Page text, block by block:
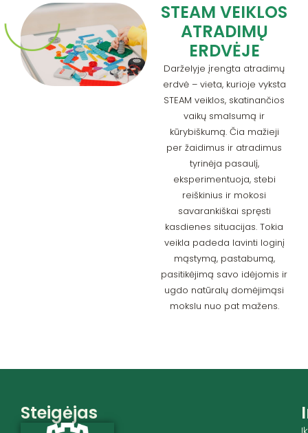
STEAM VEIKLOS
ATRADIMŲ
ERDVĖJE
Darželyje įrengta atradimų
erdvė – vieta, kurioje vyksta
STEAM veiklos, skatinančios
vaikų smalsumą ir
kūrybiškumą. Čia mažieji
per žaidimus ir atradimus
tyrinėja pasaulį,
eksperimentuoja, stebi
reiškinius ir mokosi
savarankiškai spręsti
kasdienes situacijas. Tokia
veikla padeda lavinti loginį
mąstymą, pastabumą,
pasitikėjimą savo idėjomis ir
ugdo natūralų domėjimąsi
mokslu nuo pat mažens.
Steigėjas